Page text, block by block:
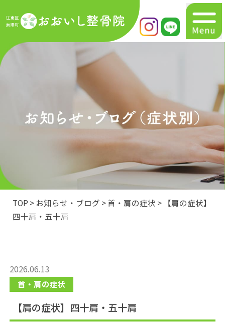
初めての方へ
マトリクスウェーブ
メニュー
症状別一覧
お知らせ・ブログ
交通事故でお困りの方へ
TOP >お知らせ・ブログ >首・肩の症状 > 【肩の症状】
四十肩・五十肩
2026.06.13
首・肩の症状
【肩の症状】四十肩・五十肩